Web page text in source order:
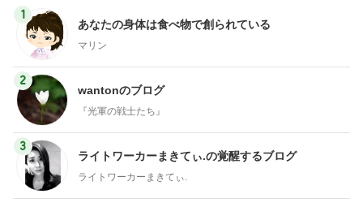
1
あなたの身体は食べ物で創られている
マリン
2
wantonのブログ
『光軍の戦士たち』
3
ライトワーカーまきてぃ.の覚醒するブログ
ライトワーカーまきてぃ.